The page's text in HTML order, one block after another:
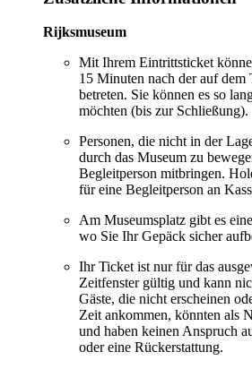
Rijksmuseum
Mit Ihrem Eintrittsticket
15 Minuten nach der auf dem
betreten. Sie können es so
möchten (bis zur Schließung).
Personen, die nicht in der
durch das Museum zu
Begleitperson mitbringen.
für eine Begleitperson an
Am Museumsplatz gibt es
wo Sie Ihr Gepäck sicher
Ihr Ticket ist nur für das
Zeitfenster gültig und kann
Gäste, die nicht erscheinen
Zeit ankommen, könnten als
und haben keinen Anspruch
oder eine Rückerstattung.